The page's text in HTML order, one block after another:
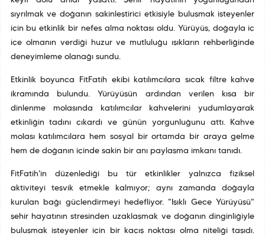
sıyrılmak ve doğanın sakinleştirici etkisiyle buluşmak isteyenler
için bu etkinlik bir nefes alma noktası oldu. Yürüyüş, doğayla iç
içe olmanın verdiği huzur ve mutluluğu ışıkların rehberliğinde
deneyimleme olanağı sundu.
Etkinlik boyunca FitFatih ekibi katılımcılara sıcak filtre kahve
ikramında bulundu. Yürüyüşün ardından verilen kısa bir
dinlenme molasında katılımcılar kahvelerini yudumlayarak
etkinliğin tadını çıkardı ve günün yorgunluğunu attı. Kahve
molası katılımcılara hem sosyal bir ortamda bir araya gelme
hem de doğanın içinde sakin bir anı paylaşma imkanı tanıdı.
FitFatih'in düzenlediği bu tür etkinlikler yalnızca fiziksel
aktiviteyi teşvik etmekle kalmıyor; aynı zamanda doğayla
kurulan bağı güçlendirmeyi hedefliyor. "Işıklı Gece Yürüyüşü"
şehir hayatının stresinden uzaklaşmak ve doğanın dinginliğiyle
buluşmak isteyenler için bir kaçış noktası olma niteliği taşıdı.